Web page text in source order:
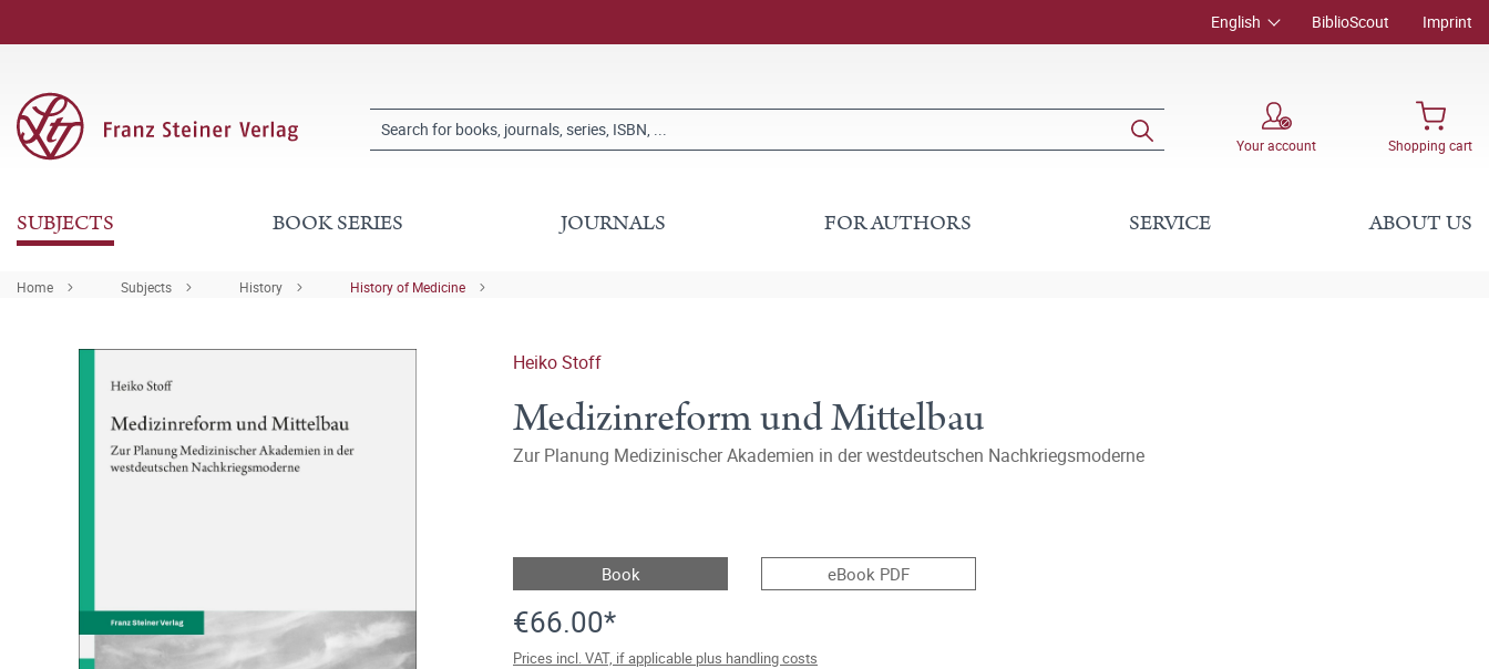
English BiblioScout Imprint
Your account Shopping cart
SUBJECTS BOOK SERIES JOURNALS FOR AUTHORS SERVICE ABOUT US
Home Subjects History History of Medicine
Heiko Stoff
Medizinreform und Mittelbau
Zur Planung Medizinischer Akademien in der westdeutschen Nachkriegsmoderne
Book eBook PDF
€66.00*
Prices incl. VAT, if applicable plus handling costs